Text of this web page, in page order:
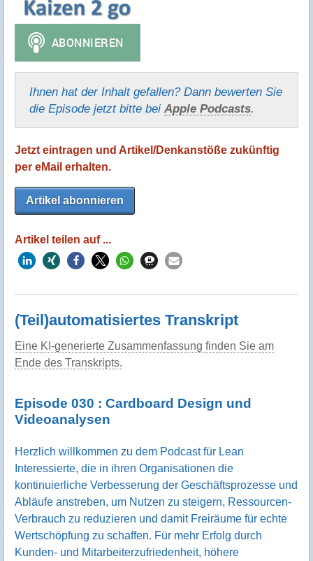
Ihnen hat der Inhalt gefallen? Dann bewerten Sie
die Episode jetzt bitte bei Apple Podcasts.
Jetzt eintragen und Artikel/Denkanstöße zukünftig
per eMail erhalten.
Artikel abonnieren
Artikel teilen auf ...
(Teil)automatisiertes Transkript
Eine KI-generierte Zusammenfassung finden Sie am
Ende des Transkripts.
Episode 030 : Cardboard Design und
Videoanalysen
Herzlich willkommen zu dem Podcast für Lean
Interessierte, die in ihren Organisationen die
kontinuierliche Verbesserung der Geschäftsprozesse und
Abläufe anstreben, um Nutzen zu steigern, Ressourcen-
Verbrauch zu reduzieren und damit Freiräume für echte
Wertschöpfung zu schaffen. Für mehr Erfolg durch
Kunden- und Mitarbeiterzufriedenheit, höhere